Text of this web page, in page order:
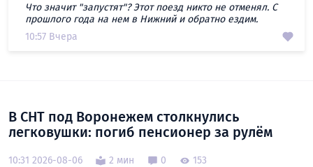
Что значит "запустят"? Этот поезд никто не отменял. С
прошлого года на нем в Нижний и обратно ездим.
10:57 Вчера
В СНТ под Воронежем столкнулись
легковушки: погиб пенсионер за рулём
10:31 2026-08-06 2 мин 0 153